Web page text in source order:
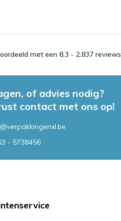
met een 8,3 - 2.837 reviews
of advies nodig?
contact met ons op!
- 5738456